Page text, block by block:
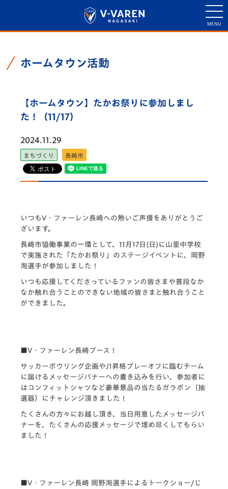
ホームタウン活動
【ホームタウン】たかお祭りに参加しまし
た！（11/17）
2024.11.29
まちづくり 長崎市
いつもV・ファーレン長崎への熱いご声援をありがとうご
ざいます。
長崎市協働事業の一環として、11月17日(日)に山里中学校
で実施された「たかお祭り」のステージイベントに、岡野
洵選手が参加しました！
いつも応援してくださっているファンの皆さまや普段なか
なか触れ合うことのできない地域の皆さまと触れ合うこと
ができました。
■V・ファーレン長崎ブース！
サッカーボウリング企画やJ1昇格プレーオフに臨むチーム
に届けるメッセージバナーへの書き込みを行い、参加者に
はコンフィットシャツなど豪華景品の当たるガラポン（抽
選器）にチャレンジ頂きました！
たくさんの方々にお越し頂き、当日用意したメッセージバ
ナーを、たくさんの応援メッセージで埋め尽くしてもらい
ました！
■V・ファーレン長崎 岡野洵選手によるトークショー/じ